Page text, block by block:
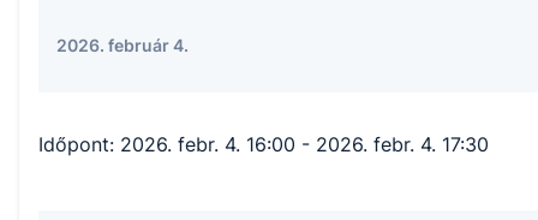
2026. február 4.
Időpont: 2026. febr. 4. 16:00 - 2026. febr. 4. 17:30